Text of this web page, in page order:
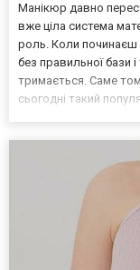
Манікюр давно
вже ціла система
роль. Коли починаєш
без правильної бази
тримається. Саме
сьогодні такий